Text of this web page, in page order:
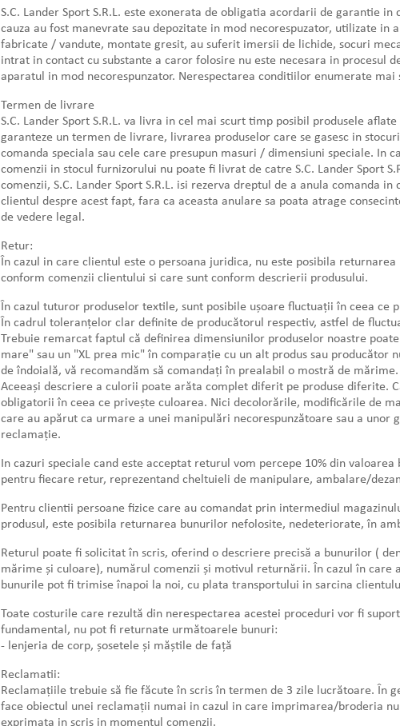
S.C. Lander Sport S.R.L. este exonerata de obligatia acordarii de garantie in
cauza au fost manevrate sau depozitate in mod necorespuzator, utilizate in
fabricate / vandute, montate gresit, au suferit imersii de lichide, socuri
intrat in contact cu substante a caror folosire nu este necesara in procesul
aparatul in mod necorespunzator. Nerespectarea conditiilor enumerate mai
Termen de livrare
S.C. Lander Sport S.R.L. va livra in cel mai scurt timp posibil produsele
garanteze un termen de livrare, livrarea produselor care se gasesc in
comanda speciala sau cele care presupun masuri / dimensiuni speciale. In
comenzii in stocul furnizorului nu poate fi livrat de catre S.C. Lander Sport
comenzii, S.C. Lander Sport S.R.L. isi rezerva dreptul de a anula comanda
clientul despre acest fapt, fara ca aceasta anulare sa poata atrage
de vedere legal.
Retur:
În cazul in care clientul este o persoana juridica, nu este posibila
conform comenzii clientului si care sunt conform descrierii produsului.
În cazul tuturor produselor textile, sunt posibile ușoare fluctuații în ceea ce
În cadrul toleranțelor clar definite de producătorul respectiv, astfel de
Trebuie remarcat faptul că definirea dimensiunilor produselor noastre
mare" sau un "XL prea mic" în comparație cu un alt produs sau producător
de îndoială, vă recomandăm să comandați în prealabil o mostră de
Aceeași descriere a culorii poate arăta complet diferit pe produse diferite.
obligatorii în ceea ce privește culoarea. Nici decolorările, modificările de
care au apărut ca urmare a unei manipulări necorespunzătoare sau a unor
reclamație.
In cazuri speciale cand este acceptat returul vom percepe 10% din
pentru fiecare retur, reprezentand cheltuieli de manipulare, ambalare/
Pentru clientii persoane fizice care au comandat prin intermediul
produsul, este posibila returnarea bunurilor nefolosite, nedeteriorate, în
Returul poate fi solicitat în scris, oferind o descriere precisă a bunurilor (
mărime și culoare), numărul comenzii și motivul returnării. În cazul în care
bunurile pot fi trimise înapoi la noi, cu plata transportului in sarcina
Toate costurile care rezultă din nerespectarea acestei proceduri vor fi
fundamental, nu pot fi returnate următoarele bunuri:
- lenjeria de corp, șosetele și măștile de față
Reclamatii:
Reclamațiile trebuie să fie făcute în scris în termen de 3 zile lucrătoare. În
face obiectul unei reclamații numai in cazul in care imprimarea/broderia
exprimata in scris in momentul comenzii.